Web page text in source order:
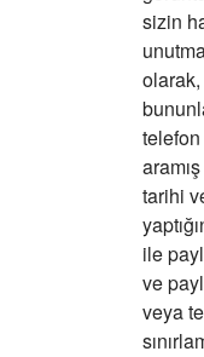
sizin
olarak,
tarihi
ile
ve
veya